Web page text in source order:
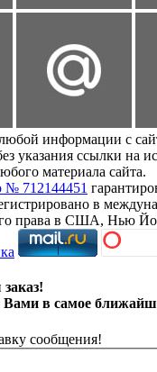
информации с
ссылки на
материала сайта.
№ 712144451
в
права в США, Нью
в самое
сообщения!